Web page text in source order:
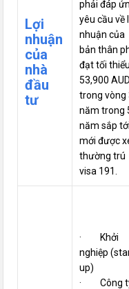
Lợi
nhuận
của
nhà
đầu
tư
phải đáp
yêu cầu về
nhuận của
bản thân
đạt tối thiểu
53,900 AUD
trong vòng
năm trong
năm sắp tới
mới được
thường trú
visa 191.
· Khởi
nghiệp
up)
· Công